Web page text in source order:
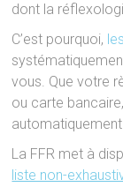
dont la
C’est pourquoi,
vous. Que votre
ou carte
La FFR met à
liste non-